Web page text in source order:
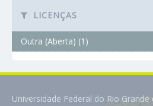
LICENÇAS
Outra (Aberta) (1)
Universidade Federal do Rio